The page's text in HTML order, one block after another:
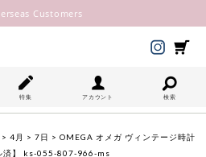
Customers
特集 アカウント 検索
> 4月 > 7日 > OMEGA オメガ ヴィンテージ時計
済】 ks-055-807-966-ms